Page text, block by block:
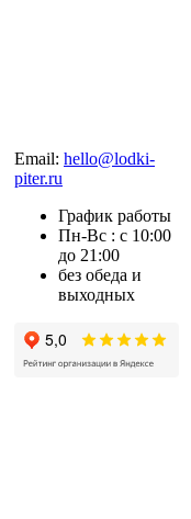
Email: hello@lodki-
piter.ru
График работы
Пн-Вс : с 10:00
до 21:00
без обеда и
выходных